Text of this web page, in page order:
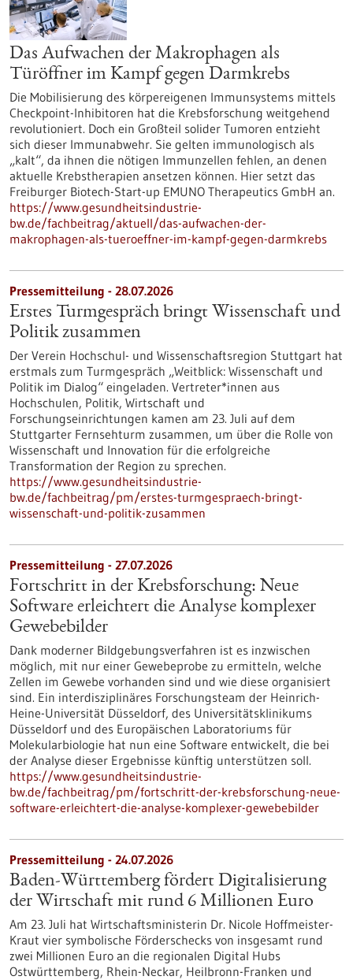
Das Aufwachen der Makrophagen als
Türöffner im Kampf gegen Darmkrebs
Die Mobilisierung des körpereigenen Immunsystems mittels
Checkpoint-Inhibitoren hat die Krebsforschung weitgehend
revolutioniert. Doch ein Großteil solider Tumoren entzieht
sich dieser Immunabwehr. Sie gelten immunologisch als
„kalt“, da ihnen die nötigen Immunzellen fehlen, an denen
aktuelle Krebstherapien ansetzen können. Hier setzt das
Freiburger Biotech-Start-up EMUNO Therapeutics GmbH an.
https://www.gesundheitsindustrie-
bw.de/fachbeitrag/aktuell/das-aufwachen-der-
makrophagen-als-tueroeffner-im-kampf-gegen-darmkrebs
Pressemitteilung - 28.07.2026
Erstes Turmgespräch bringt Wissenschaft und
Politik zusammen
Der Verein Hochschul- und Wissenschaftsregion Stuttgart hat
erstmals zum Turmgespräch „Weitblick: Wissenschaft und
Politik im Dialog“ eingeladen. Vertreter*innen aus
Hochschulen, Politik, Wirtschaft und
Forschungseinrichtungen kamen am 23. Juli auf dem
Stuttgarter Fernsehturm zusammen, um über die Rolle von
Wissenschaft und Innovation für die erfolgreiche
Transformation der Region zu sprechen.
https://www.gesundheitsindustrie-
bw.de/fachbeitrag/pm/erstes-turmgespraech-bringt-
wissenschaft-und-politik-zusammen
Pressemitteilung - 27.07.2026
Fortschritt in der Krebsforschung: Neue
Software erleichtert die Analyse komplexer
Gewebebilder
Dank moderner Bildgebungsverfahren ist es inzwischen
möglich, mit nur einer Gewebeprobe zu ermitteln, welche
Zellen im Gewebe vorhanden sind und wie diese organisiert
sind. Ein interdisziplinäres Forschungsteam der Heinrich-
Heine-Universität Düsseldorf, des Universitätsklinikums
Düsseldorf und des Europäischen Laboratoriums für
Molekularbiologie hat nun eine Software entwickelt, die bei
der Analyse dieser Ergebnisse künftig unterstützen soll.
https://www.gesundheitsindustrie-
bw.de/fachbeitrag/pm/fortschritt-der-krebsforschung-neue-
software-erleichtert-die-analyse-komplexer-gewebebilder
Pressemitteilung - 24.07.2026
Baden-Württemberg fördert Digitalisierung
der Wirtschaft mit rund 6 Millionen Euro
Am 23. Juli hat Wirtschaftsministerin Dr. Nicole Hoffmeister-
Kraut vier symbolische Förderschecks von insgesamt rund
zwei Millionen Euro an die regionalen Digital Hubs
Ostwürttemberg, Rhein-Neckar, Heilbronn-Franken und